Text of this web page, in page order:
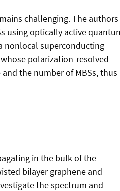
challenging. The authors
using optically active
nonlocal superconducting
polarization-resolved
the number of MBSs, thus
in the bulk of the
bilayer graphene and
the spectrum and